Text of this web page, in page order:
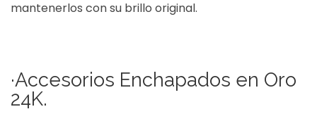
mantenerlos con su brillo original.
·Accesorios Enchapados en Oro
24K.